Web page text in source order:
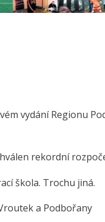
vydání Regionu
rekordní
škola. Trochu jiná.
a Podbořany